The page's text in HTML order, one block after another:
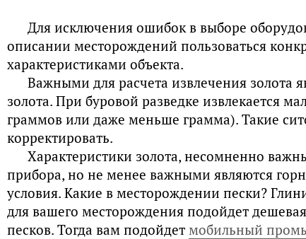
Для исключения ошибок в выборе
описании месторождений пользоваться
характеристиками объекта.
Важными для расчета извлечения золота
золота. При буровой разведке извлекается
граммов или даже меньше грамма). Такие
корректировать.
Характеристики золота, несомненно
прибора, но не менее важными являются
условия. Какие в месторождении пески?
для вашего месторождения подойдет
песков. Тогда вам подойдет мобильный